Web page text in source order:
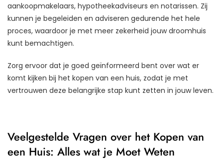
aankoopmakelaars, hypotheekadviseurs en notarissen. Zij
kunnen je begeleiden en adviseren gedurende het hele
proces, waardoor je met meer zekerheid jouw droomhuis
kunt bemachtigen.
Zorg ervoor dat je goed geïnformeerd bent over wat er
komt kijken bij het kopen van een huis, zodat je met
vertrouwen deze belangrijke stap kunt zetten in jouw leven.
Veelgestelde Vragen over het Kopen van
een Huis: Alles wat je Moet Weten